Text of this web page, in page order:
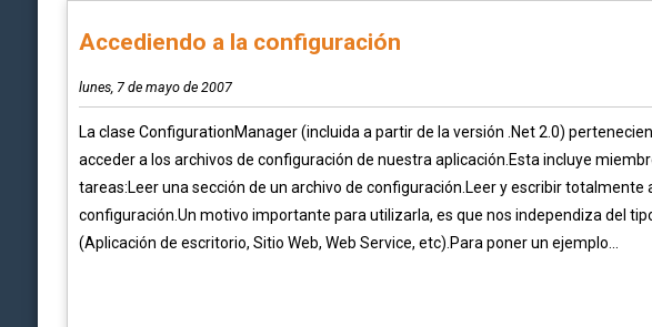
Accediendo a la configuración
lunes, 7 de mayo de 2007
La clase ConfigurationManager (incluida a partir de la versión .Net 2.0)
acceder a los archivos de configuración de nuestra aplicación.Esta incluye
tareas:Leer una sección de un archivo de configuración.Leer y escribir
configuración.Un motivo importante para utilizarla, es que nos independiza del
(Aplicación de escritorio, Sitio Web, Web Service, etc).Para poner un ejemplo...